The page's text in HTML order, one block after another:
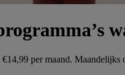
per maand. Maandelijks